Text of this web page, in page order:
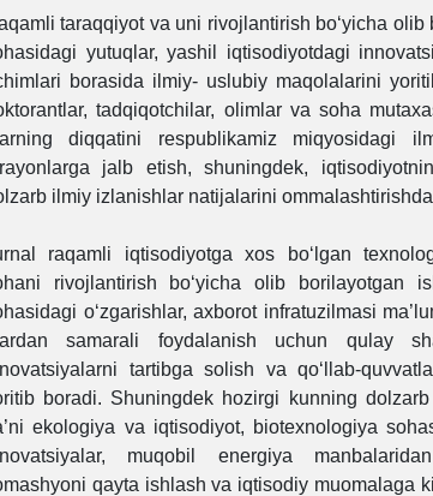
taraqqiyot va uni rivojlantirish bo‘yicha
yutuqlar, yashil iqtisodiyotdagi
borasida ilmiy- uslubiy maqolalarini
tadqiqotchilar, olimlar va soha
diqqatini respublikamiz miqyosidagi
jalb etish, shuningdek,
ilmiy izlanishlar natijalarini
raqamli iqtisodiyotga xos bo‘lgan
rivojlantirish bo‘yicha olib borilayotgan
o‘zgarishlar, axborot infratuzilmasi
samarali foydalanish uchun qulay
tartibga solish va qo‘llab-
boradi. Shuningdek hozirgi kunning
ekologiya va iqtisodiyot, biotexnologiya
muqobil energiya
qayta ishlash va iqtisodiy muomalaga